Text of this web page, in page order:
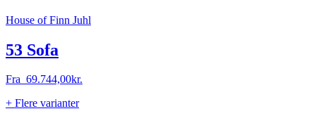
House of Finn Juhl
53 Sofa
Fra 69.744,00kr.
+ Flere varianter